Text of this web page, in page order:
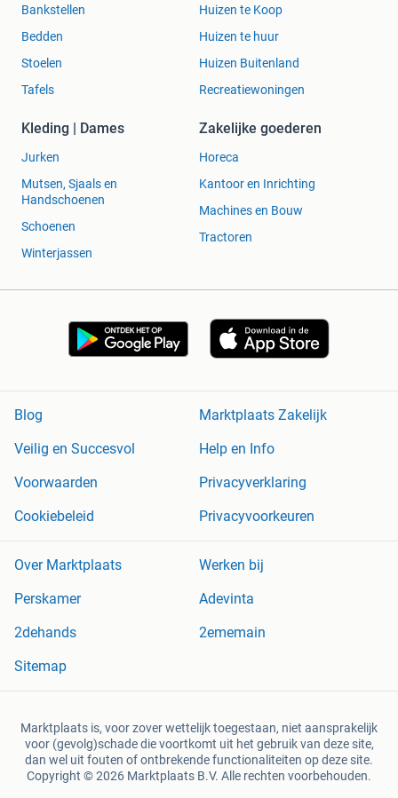
Bankstellen
Bedden
Stoelen
Tafels
Huizen te Koop
Huizen te huur
Huizen Buitenland
Recreatiewoningen
Kleding | Dames
Jurken
Mutsen, Sjaals en
Handschoenen
Schoenen
Winterjassen
Zakelijke goederen
Horeca
Kantoor en Inrichting
Machines en Bouw
Tractoren
Blog
Marktplaats Zakelijk
Veilig en Succesvol
Help en Info
Voorwaarden
Privacyverklaring
Cookiebeleid
Privacyvoorkeuren
Over Marktplaats
Werken bij
Perskamer
Adevinta
2dehands
2ememain
Sitemap
Marktplaats is, voor zover wettelijk toegestaan, niet aansprakelijk
voor (gevolg)schade die voortkomt uit het gebruik van deze site,
dan wel uit fouten of ontbrekende functionaliteiten op deze site.
Copyright © 2026 Marktplaats B.V. Alle rechten voorbehouden.